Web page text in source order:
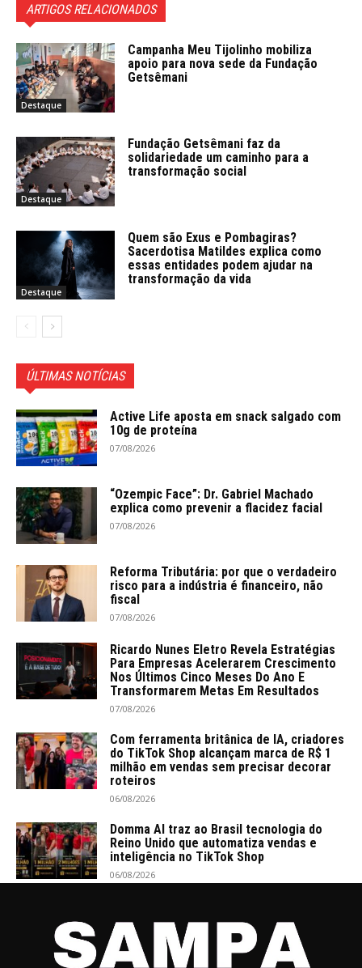
ARTIGOS RELACIONADOS
Destaque
Campanha Meu Tijolinho mobiliza
apoio para nova sede da Fundação
Getsêmani
Destaque
Fundação Getsêmani faz da
solidariedade um caminho para a
transformação social
Destaque
Quem são Exus e Pombagiras?
Sacerdotisa Matildes explica como
essas entidades podem ajudar na
transformação da vida
ÚLTIMAS NOTÍCIAS
Active Life aposta em snack salgado com
10g de proteína
07/08/2026
“Ozempic Face”: Dr. Gabriel Machado
explica como prevenir a flacidez facial
07/08/2026
Reforma Tributária: por que o verdadeiro
risco para a indústria é financeiro, não
fiscal
07/08/2026
Ricardo Nunes Eletro Revela Estratégias
Para Empresas Acelerarem Crescimento
Nos Últimos Cinco Meses Do Ano E
Transformarem Metas Em Resultados
07/08/2026
Com ferramenta britânica de IA, criadores
do TikTok Shop alcançam marca de R$ 1
milhão em vendas sem precisar decorar
roteiros
06/08/2026
Domma AI traz ao Brasil tecnologia do
Reino Unido que automatiza vendas e
inteligência no TikTok Shop
06/08/2026